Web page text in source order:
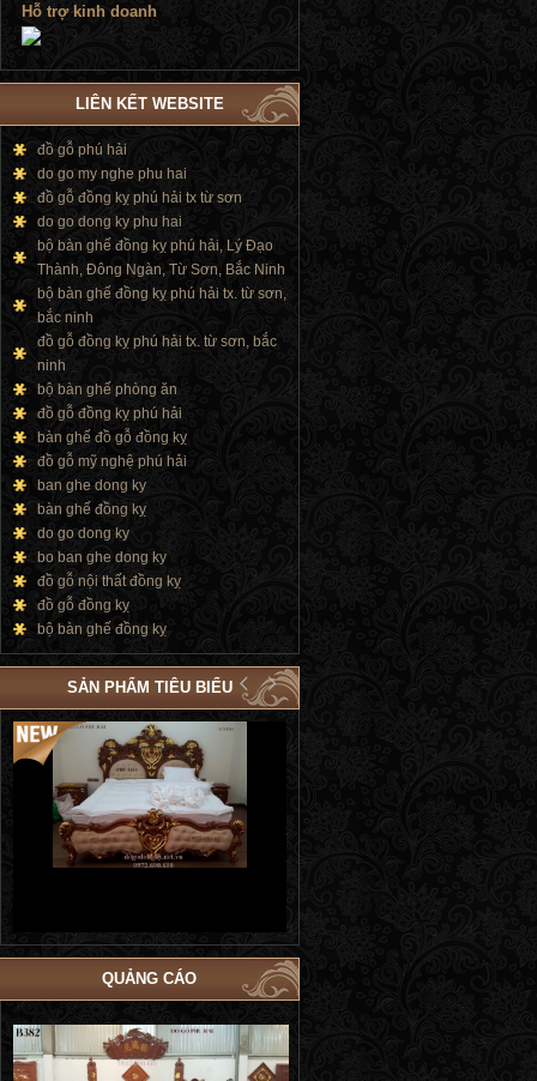
Tủ đứng
Hỗ trợ kinh doanh
LIÊN KẾT WEBSITE
đồ gỗ phú hải
do go my nghe phu hai
đồ gỗ đồng kỵ phú hải tx từ sơn
do go dong ky phu hai
bộ bàn ghế đồng kỵ phú hải, Lý Đạo
Thành, Đông Ngàn, Từ Sơn, Bắc Ninh
bộ bàn ghế đồng kỵ phú hải tx. từ sơn,
bắc ninh
đồ gỗ đồng kỵ phú hải tx. từ sơn, bắc
ninh
bộ bàn ghế phòng ăn
đồ gỗ đồng kỵ phú hải
bàn ghế đồ gỗ đồng kỵ
đồ gỗ mỹ nghệ phú hải
ban ghe dong ky
bàn ghế đồng kỵ
do go dong ky
bo ban ghe dong ky
đồ gỗ nội thất đồng kỵ
đồ gỗ đồng kỵ
bộ bàn ghế đồng kỵ
SẢN PHẨM TIÊU BIỂU
Bộ Giường Ngủ Tủ Áo Phòng Cưới Đẹp
| Đồ Gỗ Phú Hải GN183
Giường Ngủ Victoria Tân Cổ
Vàng | Đồ Gỗ Phú Hải GN176
QUẢNG CÁO